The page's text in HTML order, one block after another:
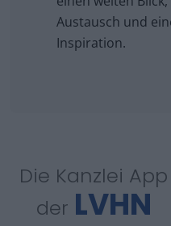
Austausch und
Inspiration.
Die Kanzlei App
der LVHN